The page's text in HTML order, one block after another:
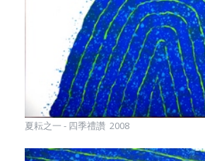
夏耘之一 - 四季禮讚 2008